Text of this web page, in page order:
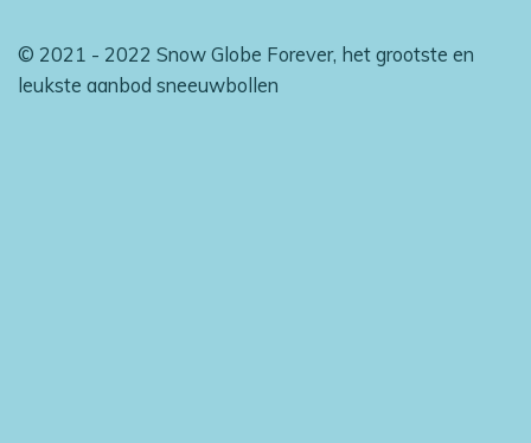
© 2021 - 2022 Snow Globe Forever, het grootste en
leukste aanbod sneeuwbollen